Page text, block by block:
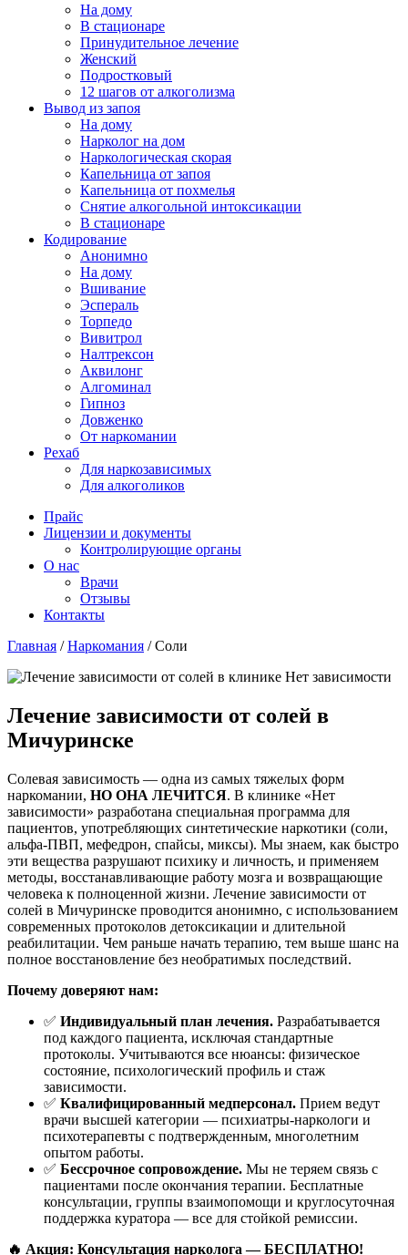
На дому
В стационаре
Принудительное лечение
Женский
Подростковый
12 шагов от алкоголизма
Вывод из запоя
На дому
Нарколог на дом
Наркологическая скорая
Капельница от запоя
Капельница от похмелья
Снятие алкогольной интоксикации
В стационаре
Кодирование
Анонимно
На дому
Вшивание
Эспераль
Торпедо
Вивитрол
Налтрексон
Аквилонг
Алгоминал
Гипноз
Довженко
От наркомании
Рехаб
Для наркозависимых
Для алкоголиков
Прайс
Лицензии и документы
Контролирующие органы
О нас
Врачи
Отзывы
Контакты
Главная /Наркомания /Соли
Лечение зависимости от солей в
Мичуринске
Солевая зависимость — одна из самых тяжелых форм
наркомании, НО ОНА ЛЕЧИТСЯ. В клинике «Нет
зависимости» разработана специальная программа для
пациентов, употребляющих синтетические наркотики (соли,
альфа-ПВП, мефедрон, спайсы, миксы). Мы знаем, как быстро
эти вещества разрушают психику и личность, и применяем
методы, восстанавливающие работу мозга и возвращающие
человека к полноценной жизни. Лечение зависимости от
солей в Мичуринске проводится анонимно, с использованием
современных протоколов детоксикации и длительной
реабилитации. Чем раньше начать терапию, тем выше шанс на
полное восстановление без необратимых последствий.
Почему доверяют нам:
✅ Индивидуальный план лечения. Разрабатывается
под каждого пациента, исключая стандартные
протоколы. Учитываются все нюансы: физическое
состояние, психологический профиль и стаж
зависимости.
✅ Квалифицированный медперсонал. Прием ведут
врачи высшей категории — психиатры-наркологи и
психотерапевты с подтвержденным, многолетним
опытом работы.
✅ Бессрочное сопровождение. Мы не теряем связь с
пациентами после окончания терапии. Бесплатные
консультации, группы взаимопомощи и круглосуточная
поддержка куратора — все для стойкой ремиссии.
🔥 Акция: Консультация нарколога — БЕСПЛАТНО!